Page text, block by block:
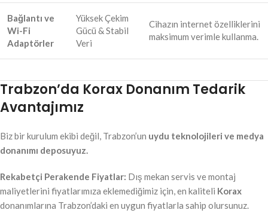
Bağlantı ve
Wi-Fi
Adaptörler
Yüksek Çekim
Gücü & Stabil
Veri
Cihazın internet özelliklerini
maksimum verimle kullanma.
Trabzon’da Korax Donanım Tedarik
Avantajımız
Biz bir kurulum ekibi değil, Trabzon’un uydu teknolojileri ve medya
donanımı deposuyuz.
Rekabetçi Perakende Fiyatlar: Dış mekan servis ve montaj
maliyetlerini fiyatlarımıza eklemediğimiz için, en kaliteli Korax
donanımlarına Trabzon’daki en uygun fiyatlarla sahip olursunuz.